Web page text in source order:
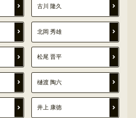
古川 隆久
北岡 秀雄
松尾 晋平
樋渡 陶六
井上 康徳